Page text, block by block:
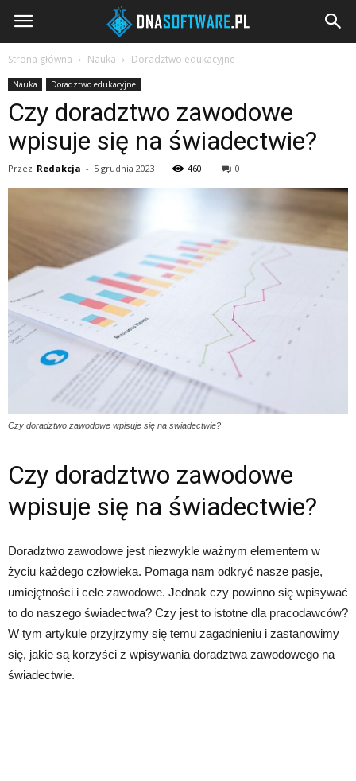
DNAsoftware.pl
Strona główna Nauka Doradztwo edukacyjne
Nauka Doradztwo edukacyjne
Czy doradztwo zawodowe
wpisuje się na świadectwie?
Przez Redakcja - 5 grudnia 2023 460 0
Czy doradztwo zawodowe wpisuje się na świadectwie?
Czy doradztwo zawodowe
wpisuje się na świadectwie?
Doradztwo zawodowe jest niezwykle ważnym elementem w
życiu każdego człowieka. Pomaga nam odkryć nasze pasje,
umiejętności i cele zawodowe. Jednak czy powinno się wpisywać
to do naszego świadectwa? Czy jest to istotne dla pracodawców?
W tym artykule przyjrzymy się temu zagadnieniu i zastanowimy
się, jakie są korzyści z wpisywania doradztwa zawodowego na
świadectwie.